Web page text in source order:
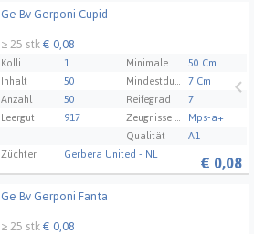
Ge Bv Gerponi Cupid
≥ 25 stk€ 0,08
Kolli 1
50 Cm
Inhalt
50
7 Cm
Anzahl
50 Reifegrad
7
Leergut
917
Mps-a+
Qualität
A1
Züchter
Gerbera United - NL
€ 0,08
Ge Bv Gerponi Fanta
≥ 25 stk€ 0,08